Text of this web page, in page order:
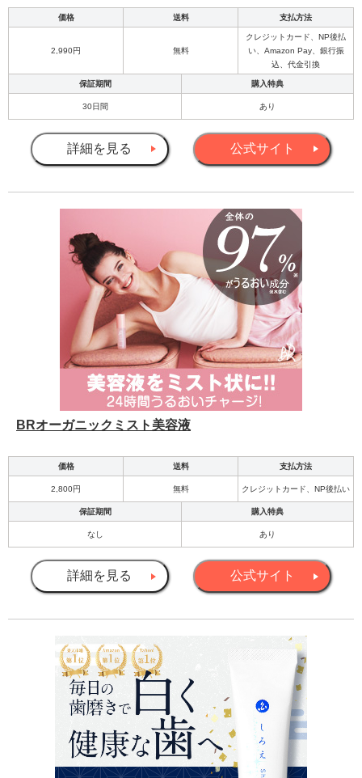
価格 送料 支払方法
2,990円 無料
クレジットカード、NP後払
い、Amazon Pay、銀行振
込、代金引換
保証期間 購入特典
30日間 あり
詳細を見る 公式サイト
BRオーガニックミスト美容液
価格 送料 支払方法
2,800円 無料 クレジットカード、NP後払い
保証期間 購入特典
なし あり
詳細を見る 公式サイト